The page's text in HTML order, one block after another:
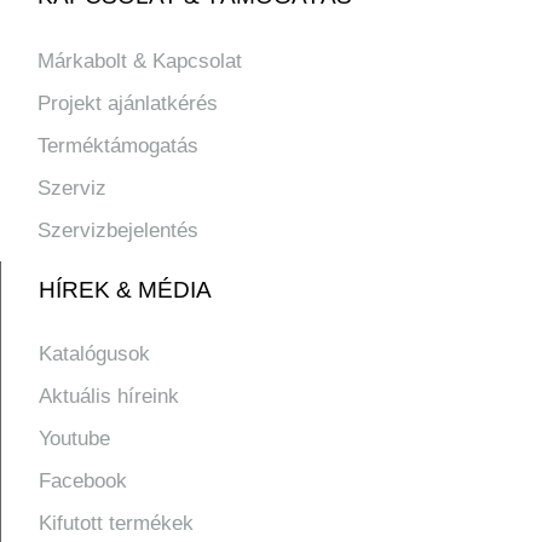
Márkabolt & Kapcsolat
Projekt ajánlatkérés
Terméktámogatás
Szerviz
Szervizbejelentés
HÍREK & MÉDIA
Katalógusok
Aktuális híreink
Youtube
Facebook
Kifutott termékek